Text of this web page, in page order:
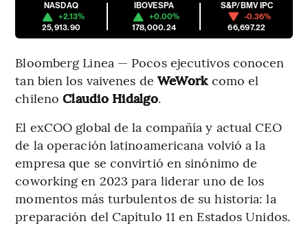
NASDAQ
+2.13%
25,913.90
IBOVESPA
+0.00%
178,000.24
S&P/BMV IPC
-0.36%
66,697.22
Bloomberg Linea — Pocos ejecutivos conocen
tan bien los vaivenes de WeWork como el
chilenoClaudio Hidalgo.
El exCOO global de la compañía y actual CEO
de la operación latinoamericana volvió a la
empresa que se convirtió en sinónimo de
coworking en 2023 para liderar uno de los
momentos más turbulentos de su historia: la
preparación del Capítulo 11 en Estados Unidos.